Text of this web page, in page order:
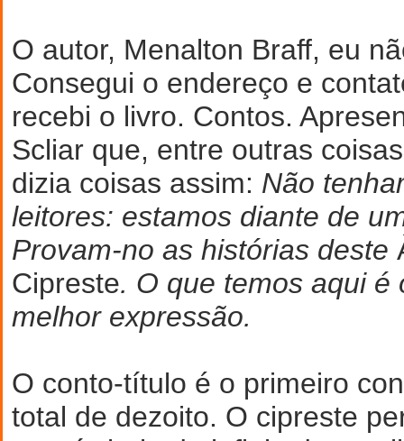
O autor, Menalton Braff, eu
Consegui o endereço e
recebi o livro. Contos.
Scliar que, entre outras
dizia coisas assim: Não
leitores: estamos diante de
Provam-no as histórias deste
Cipreste. O que temos aqui é
melhor expressão.
O conto-título é o primeiro
total de dezoito. O cipreste